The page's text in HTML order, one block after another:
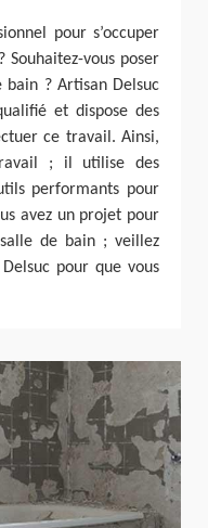
pour s’occuper
Souhaitez-vous poser
bain ? Artisan Delsuc
et dispose des
ce travail. Ainsi,
; il utilise des
performants pour
avez un projet pour
de bain ; veillez
pour que vous